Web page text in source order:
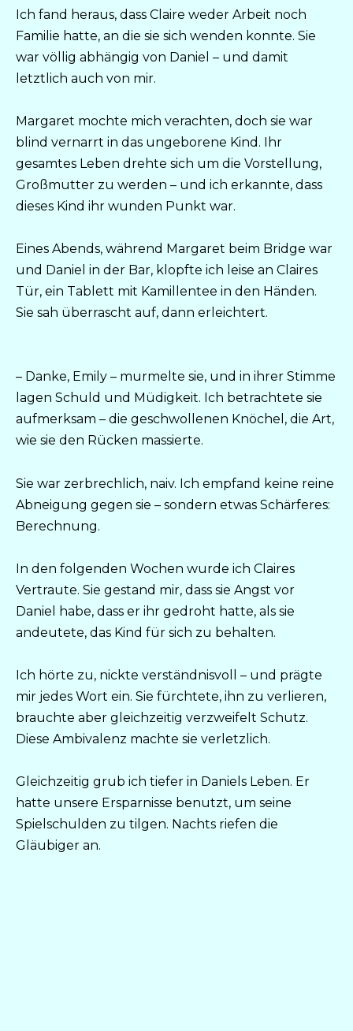
Ich fand heraus, dass Claire weder Arbeit noch
Familie hatte, an die sie sich wenden konnte. Sie
war völlig abhängig von Daniel – und damit
letztlich auch von mir.
Margaret mochte mich verachten, doch sie war
blind vernarrt in das ungeborene Kind. Ihr
gesamtes Leben drehte sich um die Vorstellung,
Großmutter zu werden – und ich erkannte, dass
dieses Kind ihr wunden Punkt war.
Eines Abends, während Margaret beim Bridge war
und Daniel in der Bar, klopfte ich leise an Claires
Tür, ein Tablett mit Kamillentee in den Händen.
Sie sah überrascht auf, dann erleichtert.
– Danke, Emily – murmelte sie, und in ihrer Stimme
lagen Schuld und Müdigkeit. Ich betrachtete sie
aufmerksam – die geschwollenen Knöchel, die Art,
wie sie den Rücken massierte.
Sie war zerbrechlich, naiv. Ich empfand keine reine
Abneigung gegen sie – sondern etwas Schärferes:
Berechnung.
In den folgenden Wochen wurde ich Claires
Vertraute. Sie gestand mir, dass sie Angst vor
Daniel habe, dass er ihr gedroht hatte, als sie
andeutete, das Kind für sich zu behalten.
Ich hörte zu, nickte verständnisvoll – und prägte
mir jedes Wort ein. Sie fürchtete, ihn zu verlieren,
brauchte aber gleichzeitig verzweifelt Schutz.
Diese Ambivalenz machte sie verletzlich.
Gleichzeitig grub ich tiefer in Daniels Leben. Er
hatte unsere Ersparnisse benutzt, um seine
Spielschulden zu tilgen. Nachts riefen die
Gläubiger an.